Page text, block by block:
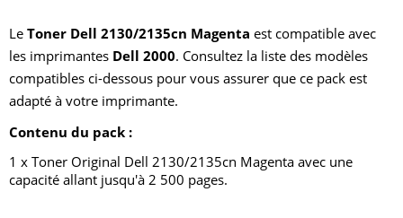
Le Toner Dell 2130/2135cn Magenta est compatible avec
les imprimantes Dell 2000. Consultez la liste des modèles
compatibles ci-dessous pour vous assurer que ce pack est
adapté à votre imprimante.
Contenu du pack :
1 x Toner Original Dell 2130/2135cn Magenta avec une
capacité allant jusqu'à 2 500 pages.